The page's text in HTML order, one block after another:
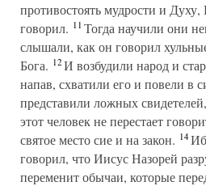
противостоять мудрости и
говорил. 11Тогда научили они
слышали, как он говорил
Бога. 12И возбудили народ и
напав, схватили его и повели в
представили ложных
этот человек не перестает
святое место сие и на закон. 14
говорил, что Иисус Назорей
переменит обычаи, которые